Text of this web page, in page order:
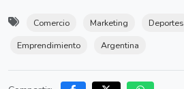
Comercio Marketing Deportes
Emprendimiento
Argentina